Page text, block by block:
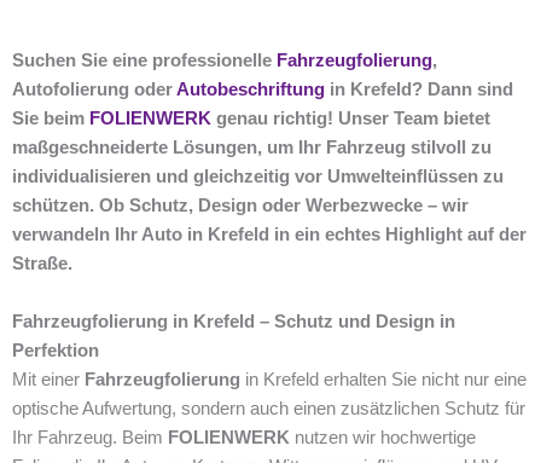
Suchen Sie eine professionelle Fahrzeugfolierung,
Autofolierung oderAutobeschriftung in Krefeld? Dann sind
Sie beim FOLIENWERK genau richtig! Unser Team bietet
maßgeschneiderte Lösungen, um Ihr Fahrzeug stilvoll zu
individualisieren und gleichzeitig vor Umwelteinflüssen zu
schützen. Ob Schutz, Design oder Werbezwecke – wir
verwandeln Ihr Auto in Krefeld in ein echtes Highlight auf der
Straße.
Fahrzeugfolierung in Krefeld – Schutz und Design in
Perfektion
Mit einer Fahrzeugfolierung in Krefeld erhalten Sie nicht nur eine
optische Aufwertung, sondern auch einen zusätzlichen Schutz für
Ihr Fahrzeug. Beim FOLIENWERK nutzen wir hochwertige